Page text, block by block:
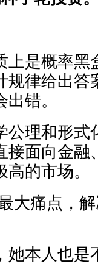
上是概率黑
规律给出答
错。
公理和形式
接面向金融
的市场。
大痛点，
她本人也是